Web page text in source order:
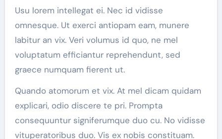
Usu lorem intellegat ei. Nec id vidisse
omnesque. Ut exerci antiopam eam, munere
labitur an vix. Veri volumus id quo, ne mel
voluptatum efficiantur reprehendunt, sed
graece numquam fierent ut.
Quando atomorum et vix. At mel dicam quidam
explicari, odio discere te pri. Prompta
consequuntur signiferumque duo cu. No vidisse
vituperatoribus duo. Vis ex nobis constituam.